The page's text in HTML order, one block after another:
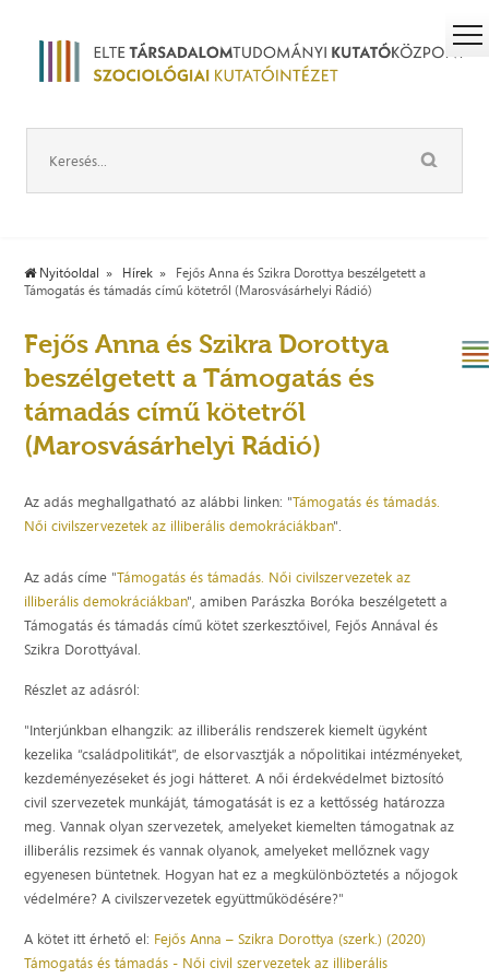
Nyitóoldal Hírek
Fejős Anna és Szikra Dorottya beszélgetett a
Támogatás és támadás című kötetről (Marosvásárhelyi Rádió)
Fejős Anna és Szikra Dorottya
beszélgetett a Támogatás és
támadás című kötetről
(Marosvásárhelyi Rádió)
Az adás meghallgatható az alábbi linken: "Támogatás és támadás.
Női civilszervezetek az illiberális demokráciákban".
Az adás címe "Támogatás és támadás. Női civilszervezetek az
illiberális demokráciákban", amiben Parászka Boróka beszélgetett a
Támogatás és támadás című kötet szerkesztőivel, Fejős Annával és
Szikra Dorottyával.
Részlet az adásról:
"Interjúnkban elhangzik: az illiberális rendszerek kiemelt ügyként
kezelika “családpolitikát”, de elsorvasztják a nőpolitikai intézményeket,
kezdeményezéseket és jogi hátteret. A női érdekvédelmet biztosító
civil szervezetek munkáját, támogatását is ez a kettősség határozza
meg. Vannak olyan szervezetek, amelyeket kiemelten támogatnak az
illiberális rezsimek és vannak olyanok, amelyeket mellőznek vagy
egyenesen büntetnek. Hogyan hat ez a megkülönböztetés a nőjogok
védelmére? A civilszervezetek együttműködésére?"
A kötet itt érhető el: Fejős Anna – Szikra Dorottya (szerk.) (2020)
Támogatás és támadás - Női civil szervezetek az illiberális